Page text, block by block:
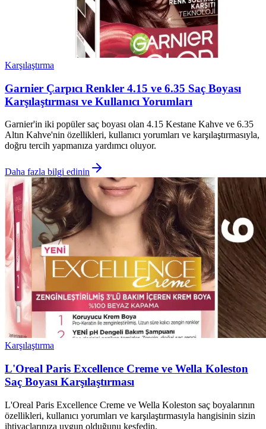
Karşılaştırma
Garnier Çarpıcı Renkler 4.15 ve 6.35 Saç Boyası
Karşılaştırması ve Kullanıcı Yorumları
Garnier'in iki popüler saç boyası olan 4.15 Kestane Kahve ve 6.35
Altın Kahve'nin özellikleri, kullanıcı yorumları ve karşılaştırmasıyla,
doğru tercih yapmanıza yardımcı oluyor.
Daha fazla bilgi edinin
Karşılaştırma
L'Oreal Paris Excellence Creme ve Wella Koleston
Saç Boyası Karşılaştırması
L'Oreal Paris Excellence Creme ve Wella Koleston saç boyalarının
özellikleri, kullanıcı yorumları ve karşılaştırmasıyla hangisinin sizin
ihtiyaçlarınıza uygun olduğunu keşfedin.